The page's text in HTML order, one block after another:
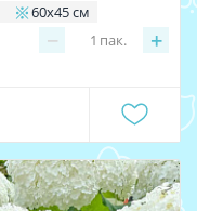
60х45 см
− +
1 пак.